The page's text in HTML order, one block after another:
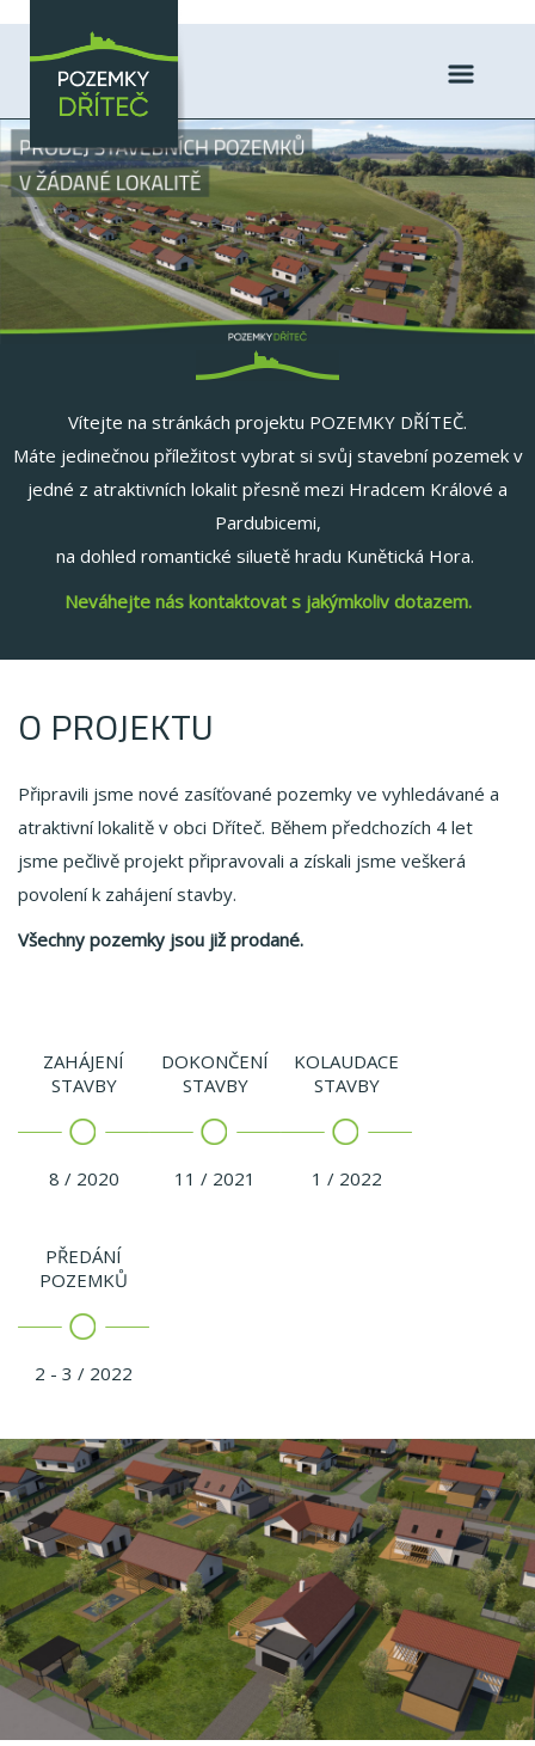
Vítejte na stránkách projektu POZEMKY DŘÍTEČ.
Máte jedinečnou příležitost vybrat si svůj stavební pozemek v
jedné z atraktivních lokalit přesně mezi Hradcem Králové a
Pardubicemi,
na dohled romantické siluetě hradu Kunětická Hora.
Neváhejte nás kontaktovat s jakýmkoliv dotazem.
O PROJEKTU
Připravili jsme nové zasíťované pozemky ve vyhledávané a
atraktivní lokalitě v obci Dříteč. Během předchozích 4 let
jsme pečlivě projekt připravovali a získali jsme veškerá
povolení k zahájení stavby.
Všechny pozemky jsou již prodané.
ZAHÁJENÍ
STAVBY
8 / 2020
DOKONČENÍ
STAVBY
11 / 2021
KOLAUDACE
STAVBY
1 / 2022
PŘEDÁNÍ
POZEMKŮ
2 - 3 / 2022